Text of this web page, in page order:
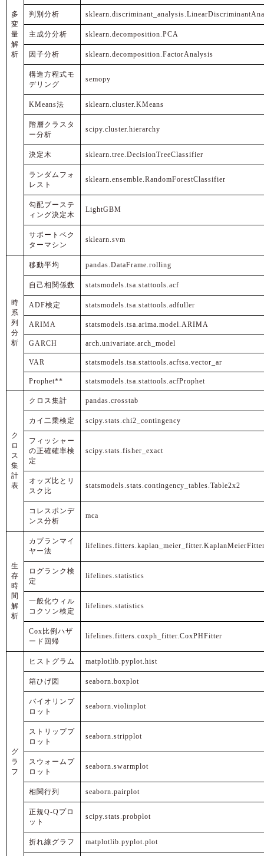
多
変
量
解
析
判別分析
主成分分析 sklearn.decomposition.PCA
因子分析 sklearn.decomposition.FactorAnalysis
構造方程式モ
デリング
semopy
KMeans法 sklearn.cluster.KMeans
階層クラスタ
ー分析
scipy.cluster.hierarchy
決定木 sklearn.tree.DecisionTreeClassifier
ランダムフォ
レスト
sklearn.ensemble.RandomForestClassifier
勾配ブーステ
ィング決定木
LightGBM
サポートベク
ターマシン
sklearn.svm
時
系
列
分
析
移動平均 pandas.DataFrame.rolling
自己相関係数 statsmodels.tsa.stattools.acf
ADF検定 statsmodels.tsa.stattools.adfuller
ARIMA statsmodels.tsa.arima.model.ARIMA
GARCH arch.univariate.arch_model
VAR statsmodels.tsa.stattools.acftsa.vector_ar
Prophet** statsmodels.tsa.stattools.acfProphet
ク
ロ
ス
集
計
表
クロス集計 pandas.crosstab
カイ二乗検定 scipy.stats.chi2_contingency
フィッシャー
の正確確率検
定
scipy.stats.fisher_exact
オッズ比とリ
スク比
statsmodels.stats.contingency_tables.Table2x2
コレスポンデ
ンス分析
mca
生
存
時
間
解
析
カプランマイ
ヤー法
ログランク検
定
lifelines.statistics
一般化ウィル
コクソン検定
lifelines.statistics
Cox比例ハザ
ード回帰
lifelines.fitters.coxph_fitter.CoxPHFitter
グ
ラ
フ
ヒストグラム matplotlib.pyplot.hist
箱ひげ図 seaborn.boxplot
バイオリンプ
ロット
seaborn.violinplot
ストリッププ
ロット
seaborn.stripplot
スウォームプ
ロット
seaborn.swarmplot
相関行列 seaborn.pairplot
正規Q-Qプロ
ット
scipy.stats.probplot
折れ線グラフ matplotlib.pyplot.plot